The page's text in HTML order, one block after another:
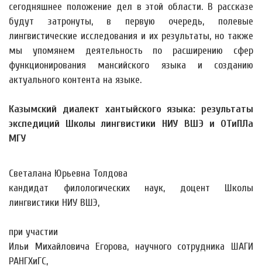
сегодняшнее положение дел в этой области. В рассказе
будут затронуты, в первую очередь, полевые
лингвистические исследования и их результаты, но также
мы упомянем деятельность по расширению сфер
функционирования мансийского языка и созданию
актуального контента на языке.
Казымский диалект хантыйского языка: результаты
экспедиций Школы лингвистики НИУ ВШЭ и ОТиПЛа
МГУ
Светалана Юрьевна Толдова
кандидат филологических наук, доцент Школы
лингвистики НИУ ВШЭ,
при участии
Ильи Михайловича Егорова, научного сотрудника ШАГИ
РАНГХиГС,